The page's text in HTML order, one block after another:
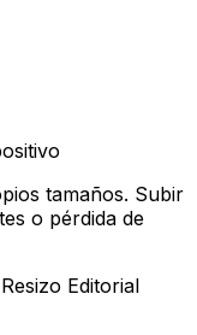
tamaños. Subir
o pérdida de
Resizo Editorial